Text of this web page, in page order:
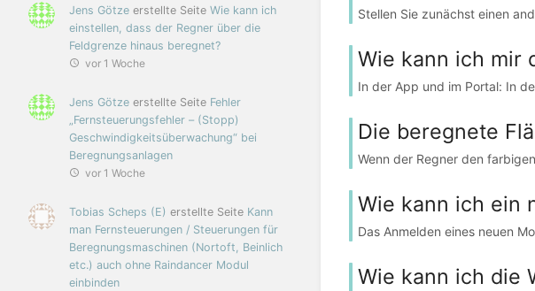
Jens Götze erstellte Seite Wie kann ich
einstellen, dass der Regner über die
Feldgrenze hinaus beregnet?
vor 1 Woche
Jens Götze erstellte Seite Fehler
„Fernsteuerungsfehler – (Stopp)
Geschwindigkeitsüberwachung“ bei
Beregnungsanlagen
vor 1 Woche
Tobias Scheps (E) erstellte Seite Kann
man Fernsteuerungen / Steuerungen für
Beregnungsmaschinen (Nortoft, Beinlich
etc.) auch ohne Raindancer Modul
einbinden
Stellen Sie zunächst einen
Wie kann ich mir
In der App und im Portal: In
Die beregnete
Wenn der Regner den
Wie kann ich ein
Das Anmelden eines neuen
Wie kann ich die